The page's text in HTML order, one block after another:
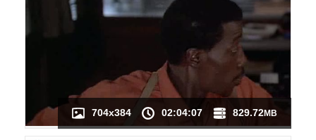
NÁHLED VIDEA
NENÍ K DISPOZICI
704x384 02:04:07 829.72MB